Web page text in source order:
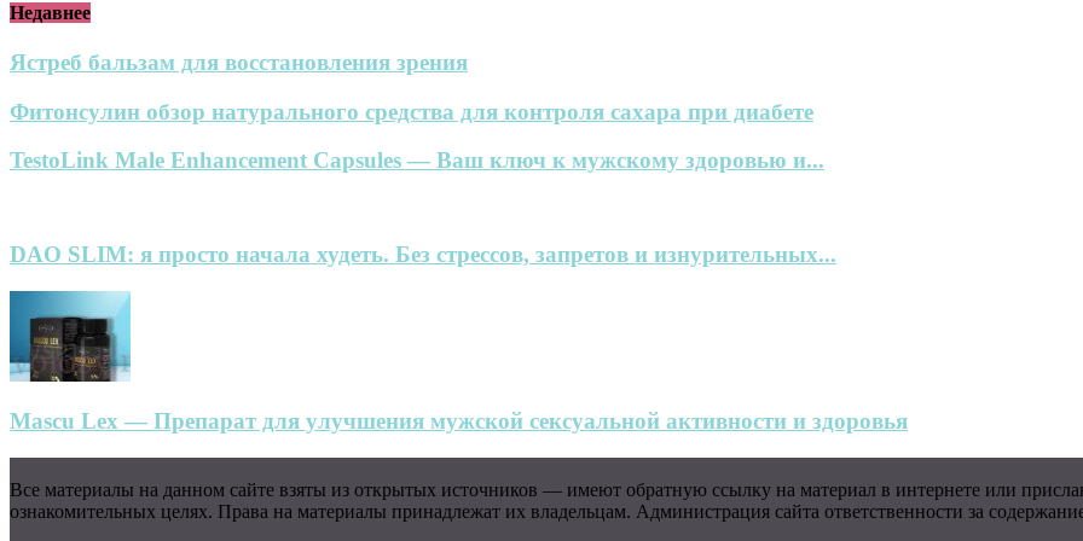
Недавнее
Ястреб бальзам для восстановления зрения
Фитонсулин обзор натурального средства для контроля сахара при диабете
TestoLink Male Enhancement Capsules — Ваш ключ к мужскому здоровью и...
DAO SLIM: я просто начала худеть. Без стрессов, запретов и изнурительных...
Mascu Lex — Препарат для улучшения мужской сексуальной активности и здоровья
Все материалы на данном сайте взяты из открытых источников — имеют обратную ссылку на материал в интернете или
ознакомительных целях. Права на материалы принадлежат их владельцам. Администрация сайта ответственности за